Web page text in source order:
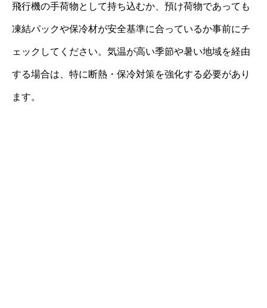
飛行機の手荷物として持ち込むか、預け荷物であっても
凍結パックや保冷材が安全基準に合っているか事前にチ
ェックしてください。気温が高い季節や暑い地域を経由
する場合は、特に断熱・保冷対策を強化する必要があり
ます。